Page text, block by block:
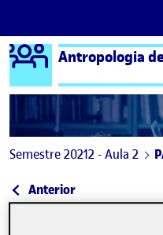
Saltar al contingut
Logo Ágora
Antropologia
Semestre 20212 - Aula 2
Navegació
Anterior: PAC 2.2.